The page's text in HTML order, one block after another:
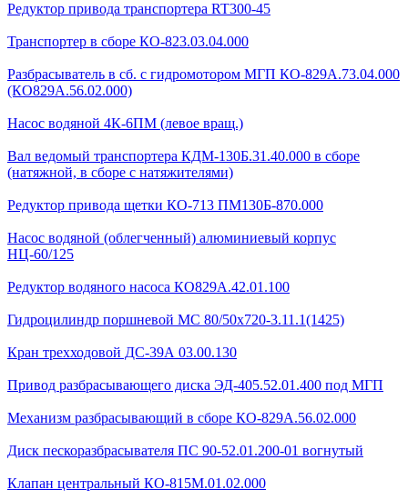
Редуктор привода транспортера RT300-45
Транспортер в сборе КО-823.03.04.000
Разбрасыватель в сб. с гидромотором МГП КО-829А.73.04.000
(КО829А.56.02.000)
Насос водяной 4К-6ПМ (левое вращ.)
Вал ведомый транспортера КДМ-130Б.31.40.000 в сборе
(натяжной, в сборе с натяжителями)
Редуктор привода щетки КО-713 ПМ130Б-870.000
Насос водяной (облегченный) алюминиевый корпус
НЦ-60/125
Редуктор водяного насоса КО829А.42.01.100
Гидроцилиндр поршневой МС 80/50х720-3.11.1(1425)
Кран трехходовой ДС-39А 03.00.130
Привод разбрасывающего диска ЭД-405.52.01.400 под МГП
Механизм разбрасывающий в сборе КО-829А.56.02.000
Диск пескоразбрасывателя ПС 90-52.01.200-01 вогнутый
Клапан центральный КО-815М.01.02.000